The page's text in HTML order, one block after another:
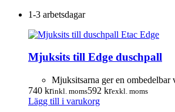
1-3 arbetsdagar
Mjuksits till Edge duschpall
Mjuksitsarna ger en ombedelbar
740 krinkl. moms592 krexkl. moms
Lägg till i varukorg